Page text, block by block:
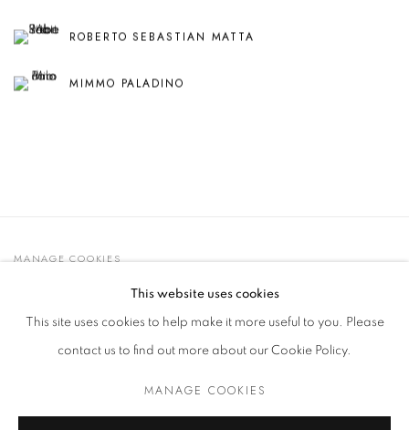
ROBERTO SEBASTIAN MATTA
MIMMO PALADINO
MANAGE COOKIES
© 2021 GALLERIA D'ARTE MAGGIORE G.A.M.
SITE BY ARTLOGIC
This website uses cookies
This site uses cookies to help make it more useful to you. Please
contact us to find out more about our Cookie Policy.
MANAGE COOKIES